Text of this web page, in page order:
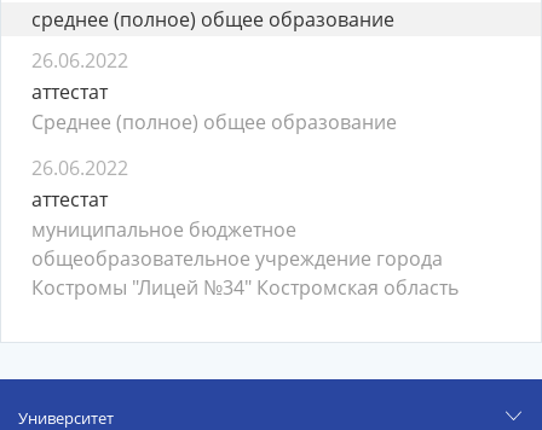
среднее (полное) общее образование
26.06.2022
аттестат
Среднее (полное) общее образование
26.06.2022
аттестат
муниципальное бюджетное
общеобразовательное учреждение города
Костромы "Лицей №34" Костромская область
Университет